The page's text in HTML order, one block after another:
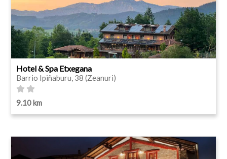
Hotel & Spa Etxegana
Barrio Ipiñaburu, 38 (Zeanuri)
9.10 km